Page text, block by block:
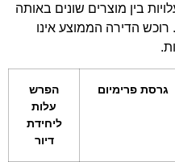
בין מוצרים שונים באותה
רוכש הדירה הממוצע אינו
גרסת פרימיום
הפרש
עלות
ליחידת
דיור